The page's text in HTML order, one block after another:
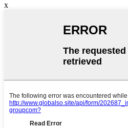
x